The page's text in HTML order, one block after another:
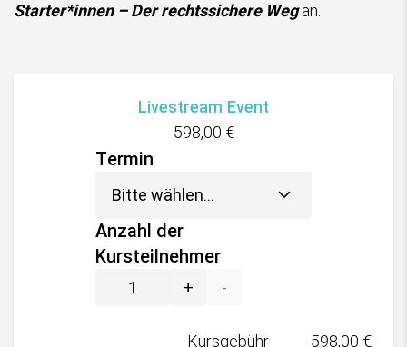
Starter*innen – Der rechtssichere Wegan.
Livestream Event
598,00 €
Termin
Anzahl der
Kursteilnehmer
+ -
Kursgebühr 598,00 €